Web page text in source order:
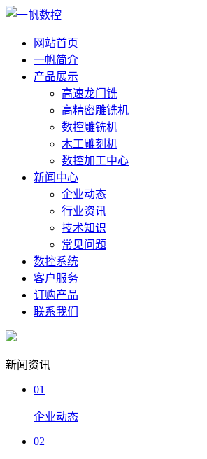
网站首页
一帆简介
产品展示
高速龙门铣
高精密雕铣机
数控雕铣机
木工雕刻机
数控加工中心
新闻中心
企业动态
行业资讯
技术知识
常见问题
数控系统
客户服务
订购产品
联系我们
新闻资讯
01
企业动态
02